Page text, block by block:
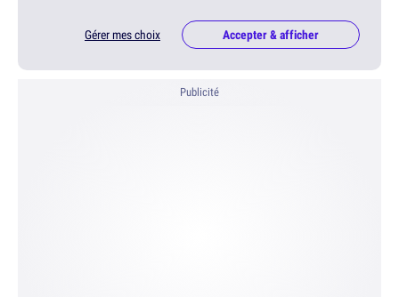
Gérer mes choix Accepter & afficher
Publicité